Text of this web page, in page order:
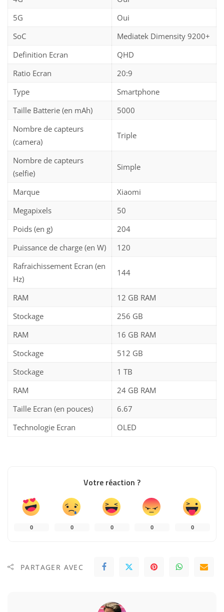
5G
Oui
SoC
Mediatek Dimensity 9200+
Definition Ecran
QHD
Ratio Ecran
20:9
Type
Smartphone
Taille Batterie (en mAh)
5000
Nombre de capteurs
(camera)
Triple
Nombre de capteurs
(selfie)
Simple
Marque
Xiaomi
Megapixels
50
Poids (en g)
204
Puissance de charge (en W)
120
Rafraichissement Ecran (en
Hz)
144
RAM
12 GB RAM
Stockage
256 GB
RAM
16 GB RAM
Stockage
512 GB
Stockage
1 TB
RAM
24 GB RAM
Taille Ecran (en pouces)
6.67
Technologie Ecran
OLED
Votre réaction ?
0 0 0 0 0
PARTAGER AVEC